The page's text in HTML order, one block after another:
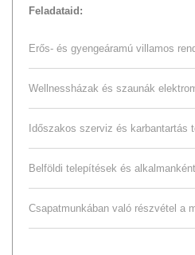
Feladataid:
Erős- és gyengeáramú villamos
Wellnessházak és szaunák
Időszakos szerviz és karbantartás
Belföldi telepítések és
Csapatmunkában való részvétel a